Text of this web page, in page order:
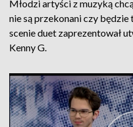
Młodzi artyści z muzyką
nie są przekonani czy
scenie duet zaprezentował
Kenny G.